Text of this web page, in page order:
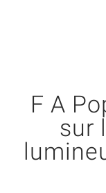
F A
sur